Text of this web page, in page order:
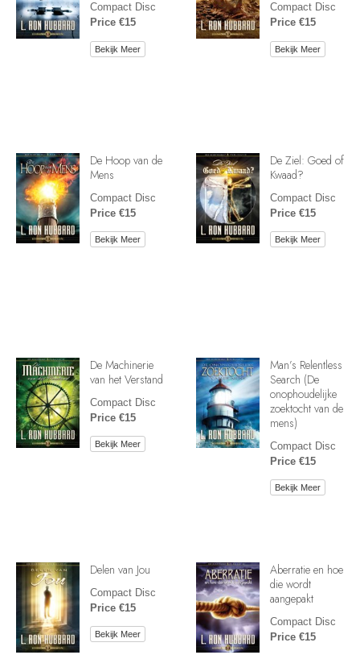
Compact Disc
Price €15
Bekijk Meer
Compact Disc
Price €15
Bekijk Meer
De Hoop van de
Mens
Compact Disc
Price €15
Bekijk Meer
De Ziel: Goed of
Kwaad?
Compact Disc
Price €15
Bekijk Meer
De Machinerie
van het Verstand
Compact Disc
Price €15
Bekijk Meer
Man’s Relentless
Search (De
onophoudelijke
zoektocht van de
mens)
Compact Disc
Price €15
Bekijk Meer
Delen van Jou
Compact Disc
Price €15
Bekijk Meer
Aberratie en hoe
die wordt
aangepakt
Compact Disc
Price €15